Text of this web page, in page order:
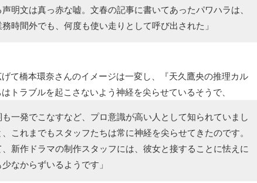
明文は真っ赤な嘘。文春の記事に書いてあったパワハラは、
時間外でも、何度も使い走りとして呼び出された」
て橋本環奈さんのイメージは一変し、『天久鷹央の推理カル
トラブルを起こさないよう神経を尖らせているそうで、
も一発でこなすなど、プロ意識が高い人として知られていまし
これまでもスタッフたちは常に神経を尖らせてきたのです。
新作ドラマの制作スタッフには、彼女と接することに怯えに
なからずいるようです」